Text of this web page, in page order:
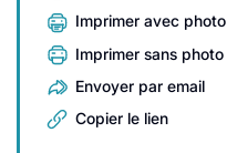
Imprimer avec photo
Imprimer sans photo
Envoyer par email
Copier le lien